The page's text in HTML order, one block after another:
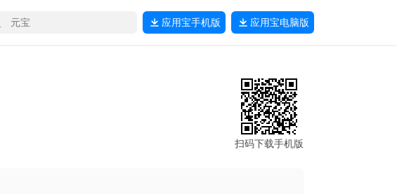
应用宝手机版 应用宝电脑版
扫码下载手机版